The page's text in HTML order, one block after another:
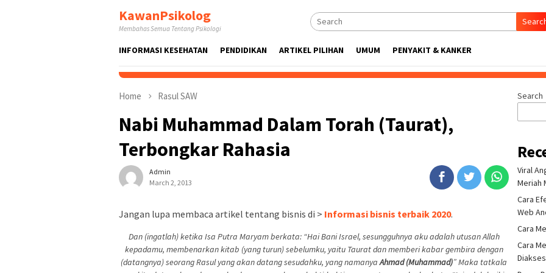
KawanPsikolog
Membahas Semua Tentang Psikologi
INFORMASI KESEHATAN PENDIDIKAN ARTIKEL PILIHAN UMUM PENYAKIT & KANKER
Home Rasul SAW
Nabi Muhammad Dalam Torah (Taurat),
Terbongkar Rahasia
Admin
March 2, 2013
Jangan lupa membaca artikel tentang bisnis di > Informasi bisnis terbaik 2020.
Dan (ingatlah) ketika Isa Putra Maryam berkata: “Hai Bani Israel, sesungguhnya aku adalah utusan Allah
kepadamu, membenarkan kitab (yang turun) sebelumku, yaitu Taurat dan memberi kabar gembira dengan
(datangnya) seorang Rasul yang akan datang sesudahku, yang namanyaAhmad (Muhammad)” Maka tatkala
Search
Viral
Meriah
Cara
Web
Cara
Cara
Diakses